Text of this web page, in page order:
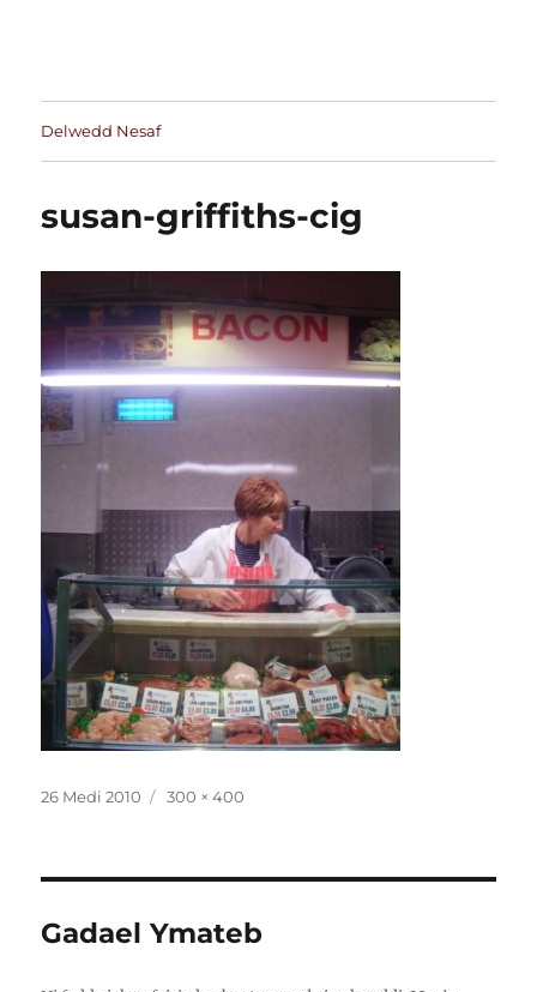
Delwedd Nesaf
susan-griffiths-cig
Cofnodwyd
26 Medi 2010
Maint
300 × 400
Gadael Ymateb